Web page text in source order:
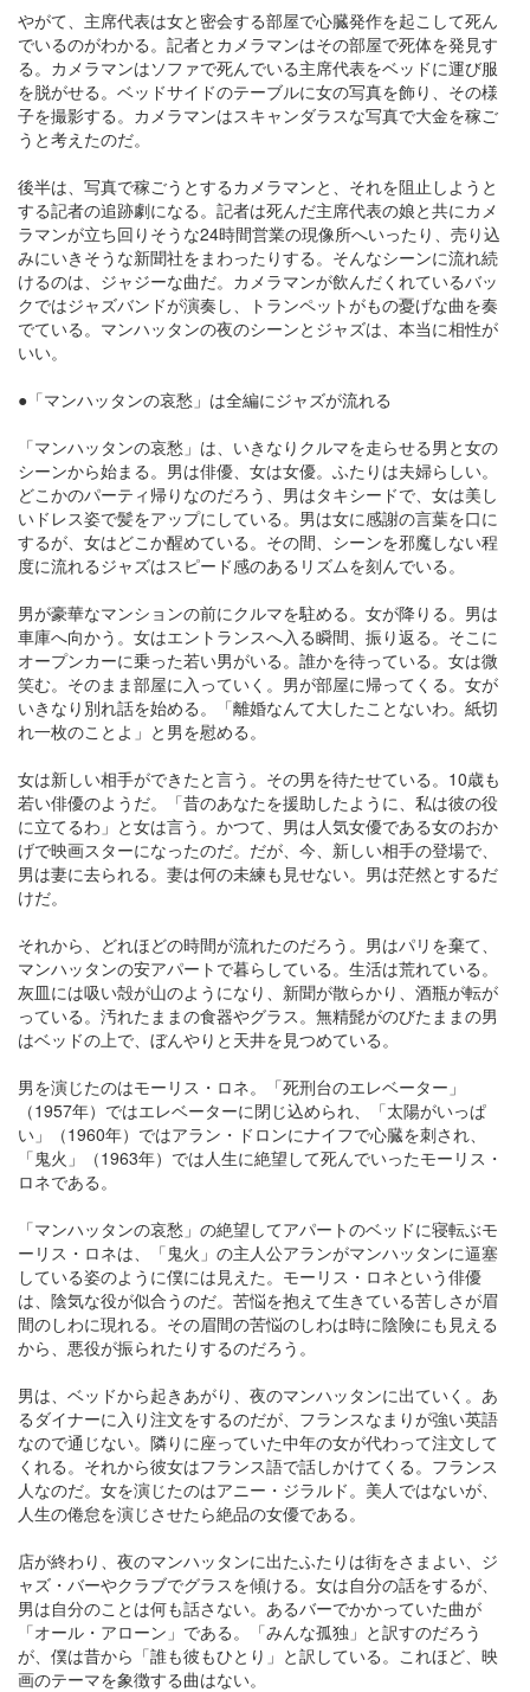
やがて、主席代表は女と密会する部屋で心臓発作を起こして死ん
でいるのがわかる。記者とカメラマンはその部屋で死体を発見す
る。カメラマンはソファで死んでいる主席代表をベッドに運び服
を脱がせる。ベッドサイドのテーブルに女の写真を飾り、その様
子を撮影する。カメラマンはスキャンダラスな写真で大金を稼ご
うと考えたのだ。
後半は、写真で稼ごうとするカメラマンと、それを阻止しようと
する記者の追跡劇になる。記者は死んだ主席代表の娘と共にカメ
ラマンが立ち回りそうな24時間営業の現像所へいったり、売り込
みにいきそうな新聞社をまわったりする。そんなシーンに流れ続
けるのは、ジャジーな曲だ。カメラマンが飲んだくれているバッ
クではジャズバンドが演奏し、トランペットがもの憂げな曲を奏
でている。マンハッタンの夜のシーンとジャズは、本当に相性が
いい。
●「マンハッタンの哀愁」は全編にジャズが流れる
「マンハッタンの哀愁」は、いきなりクルマを走らせる男と女の
シーンから始まる。男は俳優、女は女優。ふたりは夫婦らしい。
どこかのパーティ帰りなのだろう、男はタキシードで、女は美し
いドレス姿で髪をアップにしている。男は女に感謝の言葉を口に
するが、女はどこか醒めている。その間、シーンを邪魔しない程
度に流れるジャズはスピード感のあるリズムを刻んでいる。
男が豪華なマンションの前にクルマを駐める。女が降りる。男は
車庫へ向かう。女はエントランスへ入る瞬間、振り返る。そこに
オープンカーに乗った若い男がいる。誰かを待っている。女は微
笑む。そのまま部屋に入っていく。男が部屋に帰ってくる。女が
いきなり別れ話を始める。「離婚なんて大したことないわ。紙切
れ一枚のことよ」と男を慰める。
女は新しい相手ができたと言う。その男を待たせている。10歳も
若い俳優のようだ。「昔のあなたを援助したように、私は彼の役
に立てるわ」と女は言う。かつて、男は人気女優である女のおか
げで映画スターになったのだ。だが、今、新しい相手の登場で、
男は妻に去られる。妻は何の未練も見せない。男は茫然とするだ
けだ。
それから、どれほどの時間が流れたのだろう。男はパリを棄て、
マンハッタンの安アパートで暮らしている。生活は荒れている。
灰皿には吸い殻が山のようになり、新聞が散らかり、酒瓶が転が
っている。汚れたままの食器やグラス。無精髭がのびたままの男
はベッドの上で、ぼんやりと天井を見つめている。
男を演じたのはモーリス・ロネ。「死刑台のエレベーター」
（1957年）ではエレベーターに閉じ込められ、「太陽がいっぱ
い」（1960年）ではアラン・ドロンにナイフで心臓を刺され、
「鬼火」（1963年）では人生に絶望して死んでいったモーリス・
ロネである。
「マンハッタンの哀愁」の絶望してアパートのベッドに寝転ぶモ
ーリス・ロネは、「鬼火」の主人公アランがマンハッタンに逼塞
している姿のように僕には見えた。モーリス・ロネという俳優
は、陰気な役が似合うのだ。苦悩を抱えて生きている苦しさが眉
間のしわに現れる。その眉間の苦悩のしわは時に陰険にも見える
から、悪役が振られたりするのだろう。
男は、ベッドから起きあがり、夜のマンハッタンに出ていく。あ
るダイナーに入り注文をするのだが、フランスなまりが強い英語
なので通じない。隣りに座っていた中年の女が代わって注文して
くれる。それから彼女はフランス語で話しかけてくる。フランス
人なのだ。女を演じたのはアニー・ジラルド。美人ではないが、
人生の倦怠を演じさせたら絶品の女優である。
店が終わり、夜のマンハッタンに出たふたりは街をさまよい、ジ
ャズ・バーやクラブでグラスを傾ける。女は自分の話をするが、
男は自分のことは何も話さない。あるバーでかかっていた曲が
「オール・アローン」である。「みんな孤独」と訳すのだろう
が、僕は昔から「誰も彼もひとり」と訳している。これほど、映
画のテーマを象徴する曲はない。